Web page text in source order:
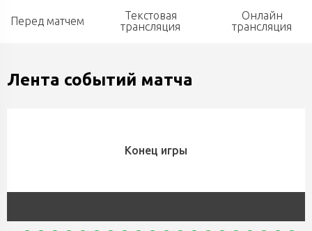
Перед матчем
Текстовая
трансляция
Онлайн
трансляция
Лента событий матча
Конец игры